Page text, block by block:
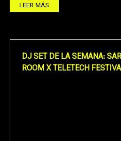
LEER MÁS
DJ SET DE LA SEMANA:
ROOM X TELETECH